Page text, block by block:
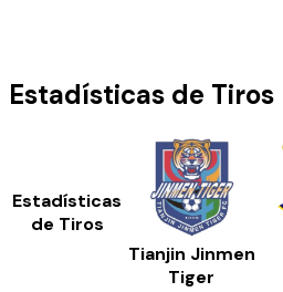
Estadísticas de Tiros
Estadísticas
de Tiros
Tianjin Jinmen
Tiger